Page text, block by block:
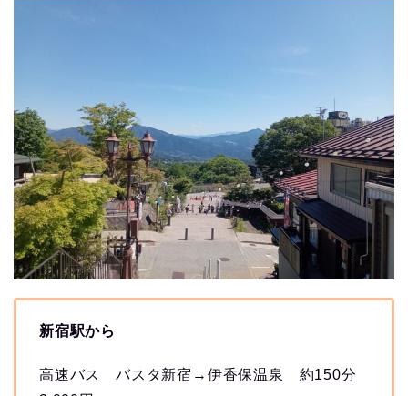
新宿駅から
高速バス バスタ新宿→伊香保温泉 約150分